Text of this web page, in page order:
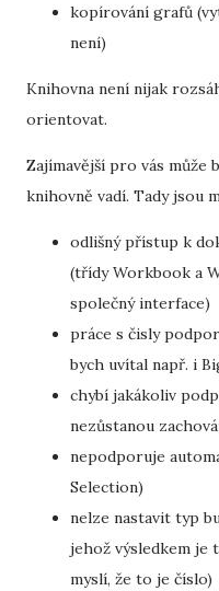
kopírování grafů
není)
Knihovna není nijak
orientovat.
Zajímavější pro vás může
knihovně vadí. Tady jsou
odlišný přístup k
(třídy Workbook a
společný interface)
práce s čisly
bych uvítal např. i
chybí jakákoliv
nezůstanou
nepodporuje
Selection)
nelze nastavit typ
jehož výsledkem je
myslí, že to je číslo)